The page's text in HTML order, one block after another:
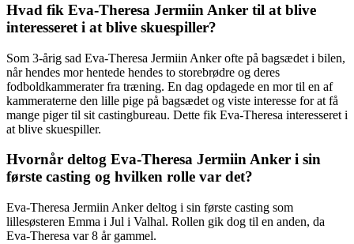
Hvad fik Eva-Theresa Jermiin Anker til at blive
interesseret i at blive skuespiller?
Som 3-årig sad Eva-Theresa Jermiin Anker ofte på bagsædet i bilen,
når hendes mor hentede hendes to storebrødre og deres
fodboldkammerater fra træning. En dag opdagede en mor til en af
kammeraterne den lille pige på bagsædet og viste interesse for at få
mange piger til sit castingbureau. Dette fik Eva-Theresa interesseret i
at blive skuespiller.
Hvornår deltog Eva-Theresa Jermiin Anker i sin
første casting og hvilken rolle var det?
Eva-Theresa Jermiin Anker deltog i sin første casting som
lillesøsteren Emma i Jul i Valhal. Rollen gik dog til en anden, da
Eva-Theresa var 8 år gammel.